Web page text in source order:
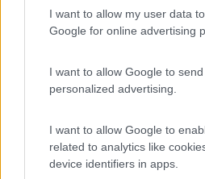
I want to allow my user data
Google for online advertising
I want to allow Google to
personalized advertising.
I want to allow Google to
related to analytics like
device identifiers in apps.
Omar73
Inserito il09/08/2018 alle:07:14:14
Siete già in due che mi parlate delle
So cos'è una massa ma non
problemi...
Vivi e lascia vivere o, per dirla alla